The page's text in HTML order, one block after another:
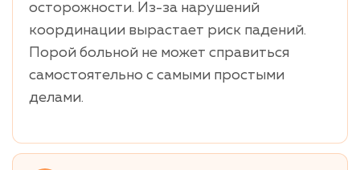
осторожности. Из-за нарушений
координации вырастает риск падений.
Порой больной не может справиться
самостоятельно с самыми простыми
делами.